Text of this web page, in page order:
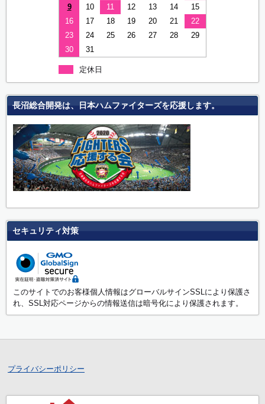
9
10 11 12 13 14
15
16
17 18 19 20 21
22
23
24 25 26 27 28
29
30
31
定休日
長沼総合開発は、日本ハムファイターズを応援します。
セキュリティ対策
このサイトでのお客様個人情報はグローバルサインSSLにより保護さ
れ、SSL対応ページからの情報送信は暗号化により保護されます。
プライバシーポリシー